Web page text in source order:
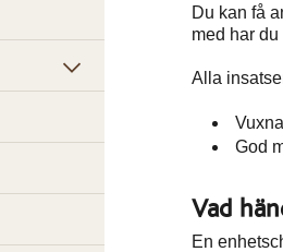
Du kan få
med har
Alla
God
Vad
En